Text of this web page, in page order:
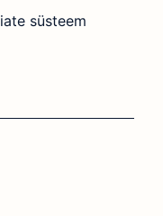
süsteem